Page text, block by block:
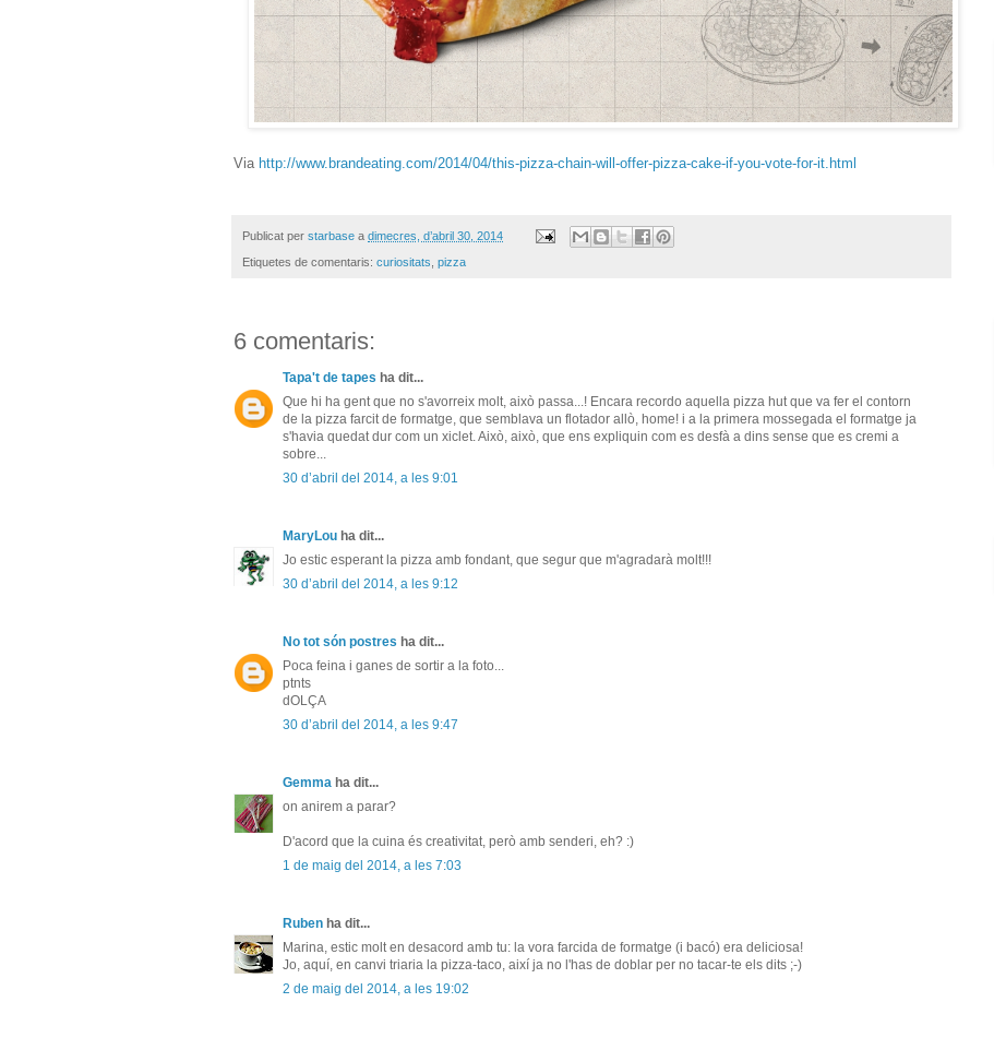
Via http://www.brandeating.com/2014/04/this-pizza-chain-will-offer-pizza-cake-if-you-vote-for-it.html
Publicat per starbase a dimecres, d’abril 30, 2014
Etiquetes de comentaris: curiositats pizza
6 comentaris:
Tapa't de tapes ha dit...
Que hi ha gent que no s'avorreix molt, això passa...! Encara recordo aquella pizza hut que va fer el contorn
de la pizza farcit de formatge, que semblava un flotador allò, home! i a la primera mossegada el formatge ja
s'havia quedat dur com un xiclet. Això, això, que ens expliquin com es desfà a dins sense que es cremi a
sobre...
30 d’abril del 2014, a les 9:01
MaryLou ha dit...
Jo estic esperant la pizza amb fondant, que segur que m'agradarà molt!!!
30 d’abril del 2014, a les 9:12
No tot són postres ha dit...
Poca feina i ganes de sortir a la foto...
ptnts
dOLÇA
30 d’abril del 2014, a les 9:47
Gemma ha dit...
on anirem a parar?
D'acord que la cuina és creativitat, però amb senderi, eh? :)
1 de maig del 2014, a les 7:03
Ruben ha dit...
Marina, estic molt en desacord amb tu: la vora farcida de formatge (i bacó) era deliciosa!
Jo, aquí, en canvi triaria la pizza-taco, així ja no l'has de doblar per no tacar-te els dits ;-)
2 de maig del 2014, a les 19:02